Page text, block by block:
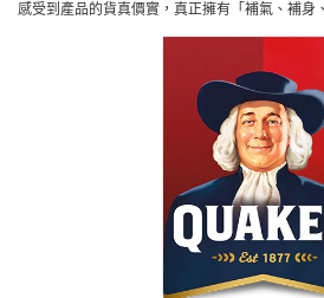
感受到產品的貨真價實，真正擁有「補氣、補身